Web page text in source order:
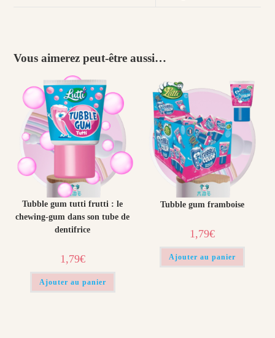
Vous aimerez peut-être aussi…
Tubble gum tutti frutti : le
chewing-gum dans son tube de
dentifrice
1,79€
Ajouter au panier
Tubble gum framboise
1,79€
Ajouter au panier